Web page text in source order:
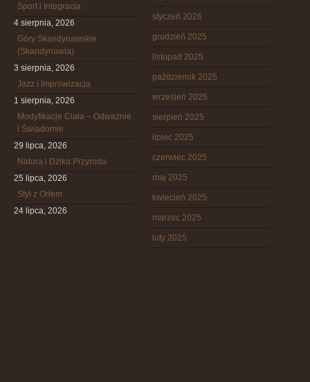
Sport i Integracja
4 sierpnia, 2026
Góry Skandynawskie
(Skandynawia)
3 sierpnia, 2026
Jazz i Improwizacja
1 sierpnia, 2026
Modyfikacje Ciała – Odważnie
i Świadomie
29 lipca, 2026
Natura i Dzika Przyroda
25 lipca, 2026
Styl z Orłem
24 lipca, 2026
styczeń 2026
grudzień 2025
listopad 2025
październik 2025
wrzesień 2025
sierpień 2025
lipiec 2025
czerwiec 2025
maj 2025
kwiecień 2025
marzec 2025
luty 2025